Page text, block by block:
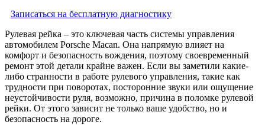
Записаться на бесплатную диагностику
Рулевая рейка – это ключевая часть системы управления
автомобилем Porsche Macan. Она напрямую влияет на
комфорт и безопасность вождения, поэтому своевременный
ремонт этой детали крайне важен. Если вы заметили какие-
либо странности в работе рулевого управления, такие как
трудности при поворотах, посторонние звуки или ощущение
неустойчивости руля, возможно, причина в поломке рулевой
рейки. От этого зависит не только ваше удобство, но и
безопасность на дороге.